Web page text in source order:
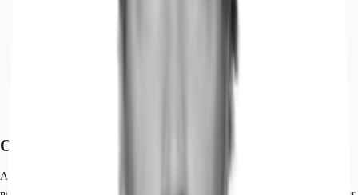
Objekt
Auf dem Grundstück wird ein Gebäude mit insgesamt ca. 18.300 m² nach